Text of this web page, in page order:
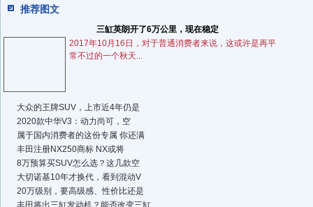
推荐图文
三缸英朗开了6万公里，现在稳定
2017年10月16日，对于普通消费者来说，这或许是再平
常不过的一个秋天...
大众的王牌SUV，上市近4年仍是
2020款中华V3：动力尚可，空
属于国内消费者的这份专属 你还满
丰田注册NX250商标 NX或将
8万预算买SUV怎么选？这几款空
大切诺基10年才换代，看到混动V
20万级别，要高级感、性价比还是
丰田将出三缸发动机？能否改变三缸